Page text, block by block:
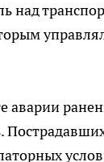
над
аварии